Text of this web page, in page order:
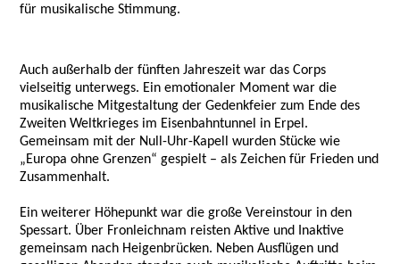
für musikalische Stimmung.
Auch außerhalb der fünften Jahreszeit war das Corps
vielseitig unterwegs. Ein emotionaler Moment war die
musikalische Mitgestaltung der Gedenkfeier zum Ende des
Zweiten Weltkrieges im Eisenbahntunnel in Erpel.
Gemeinsam mit der Null-Uhr-Kapell wurden Stücke wie
„Europa ohne Grenzen“ gespielt – als Zeichen für Frieden und
Zusammenhalt.
Ein weiterer Höhepunkt war die große Vereinstour in den
Spessart. Über Fronleichnam reisten Aktive und Inaktive
gemeinsam nach Heigenbrücken. Neben Ausflügen und